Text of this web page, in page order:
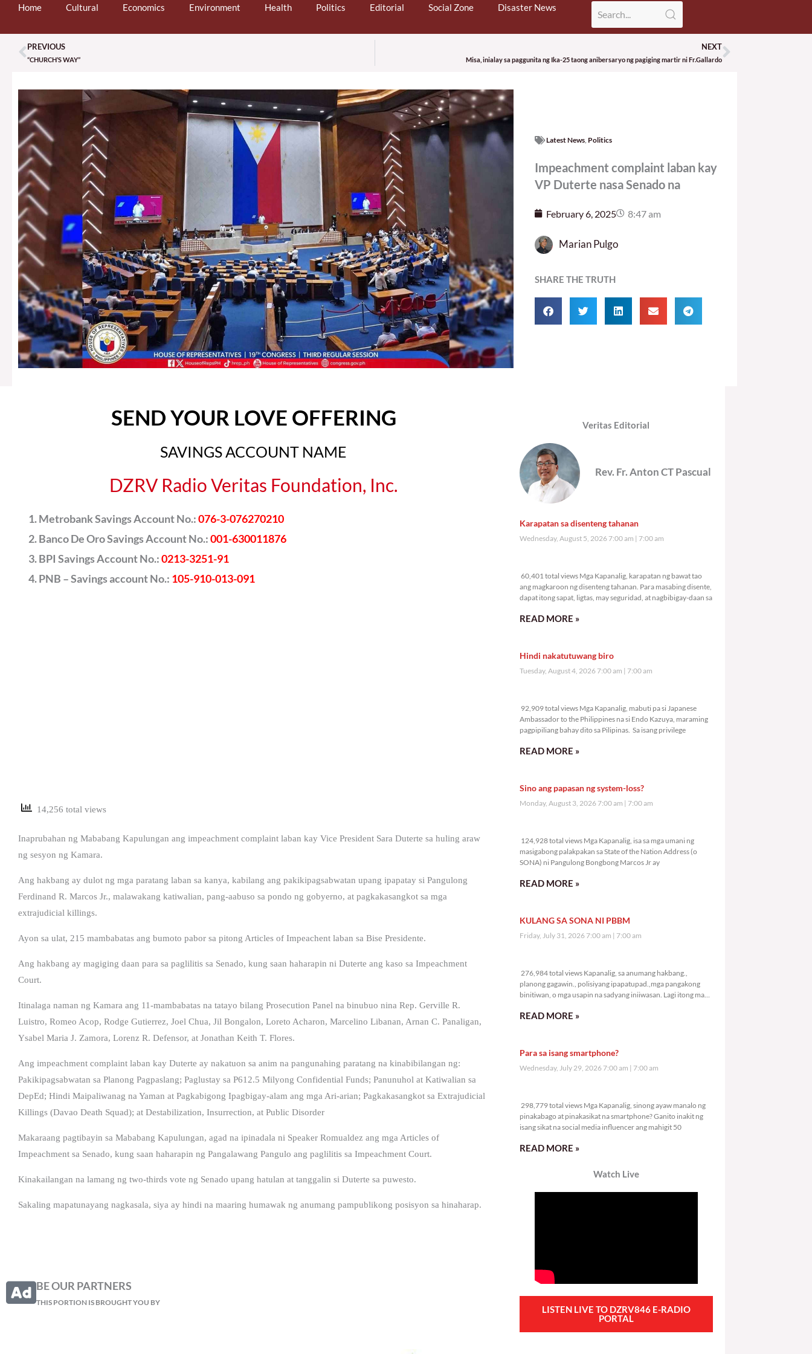
Home Cultural Economics Environment Health Politics Editorial Social Zone Disaster News
Prev
PREVIOUS
“CHURCH’S WAY”
NEXT
Misa, inialay sa paggunita ng Ika-25 taong anibersaryo ng pagiging martir ni Fr.GallardoNext
Latest News, Politics
Impeachment complaint laban kay
VP Duterte nasa Senado na
February 6, 2025 8:47 am
Marian Pulgo
SHARE THE TRUTH
SEND YOUR LOVE OFFERING
SAVINGS ACCOUNT NAME
DZRV Radio Veritas Foundation, Inc.
Metrobank Savings Account No.:076-3-076270210
Banco De Oro Savings Account No.:001-630011876
BPI Savings Account No.:0213-3251-91
PNB – Savings account No.: 105-910-013-091
14,256 total views
Inaprubahan ng Mababang Kapulungan ang impeachment complaint laban kay Vice President Sara Duterte sa huling araw
ng sesyon ng Kamara.
Ang hakbang ay dulot ng mga paratang laban sa kanya, kabilang ang pakikipagsabwatan upang ipapatay si Pangulong
Ferdinand R. Marcos Jr., malawakang katiwalian, pang-aabuso sa pondo ng gobyerno, at pagkakasangkot sa mga
extrajudicial killings.
Ayon sa ulat, 215 mambabatas ang bumoto pabor sa pitong Articles of Impeachent laban sa Bise Presidente.
Ang hakbang ay magiging daan para sa paglilitis sa Senado, kung saan haharapin ni Duterte ang kaso sa Impeachment
Court.
Itinalaga naman ng Kamara ang 11-mambabatas na tatayo bilang Prosecution Panel na binubuo nina Rep. Gerville R.
Luistro, Romeo Acop, Rodge Gutierrez, Joel Chua, Jil Bongalon, Loreto Acharon, Marcelino Libanan, Arnan C. Panaligan,
Ysabel Maria J. Zamora, Lorenz R. Defensor, at Jonathan Keith T. Flores.
Ang impeachment complaint laban kay Duterte ay nakatuon sa anim na pangunahing paratang na kinabibilangan ng:
Pakikipagsabwatan sa Planong Pagpaslang; Paglustay sa P612.5 Milyong Confidential Funds; Panunuhol at Katiwalian sa
DepEd; Hindi Maipaliwanag na Yaman at Pagkabigong Ipagbigay-alam ang mga Ari-arian; Pagkakasangkot sa Extrajudicial
Killings (Davao Death Squad); at Destabilization, Insurrection, at Public Disorder
Makaraang pagtibayin sa Mababang Kapulungan, agad na ipinadala ni Speaker Romualdez ang mga Articles of
Impeachment sa Senado, kung saan haharapin ng Pangalawang Pangulo ang paglilitis sa Impeachment Court.
Kinakailangan na lamang ng two-thirds vote ng Senado upang hatulan at tanggalin si Duterte sa puwesto.
Sakaling mapatunayang nagkasala, siya ay hindi na maaring humawak ng anumang pampublikong posisyon sa hinaharap.
BE OUR PARTNERS
THIS PORTION IS BROUGHT YOU BY
Veritas Editorial
Rev. Fr. Anton CT Pascual
Karapatan sa disenteng tahanan
Wednesday, August 5, 2026 7:00 am 7:00 am
60,401 total views Mga Kapanalig, karapatan ng bawat tao
ang magkaroon ng disenteng tahanan. Para masabing disente,
dapat itong sapat, ligtas, may seguridad, at nagbibigay-daan sa
READ MORE »
Hindi nakatutuwang biro
Tuesday, August 4, 2026 7:00 am 7:00 am
92,909 total views Mga Kapanalig, mabuti pa si Japanese
Ambassador to the Philippines na si Endo Kazuya, maraming
pagpipiliang bahay dito sa Pilipinas. Sa isang privilege
READ MORE »
Sino ang papasan ng system-loss?
Monday, August 3, 2026 7:00 am 7:00 am
124,928 total views Mga Kapanalig, isa sa mga umani ng
masigabong palakpakan sa State of the Nation Address (o
SONA) ni Pangulong Bongbong Marcos Jr ay
READ MORE »
KULANG SA SONA NI PBBM
Friday, July 31, 2026 7:00 am 7:00 am
276,984 total views Kapanalig, sa anumang hakbang.,
planong gagawin., polisiyang ipapatupad.,mga pangakong
binitiwan, o mga usapin na sadyang iniiwasan. Lagi itong may
READ MORE »
Para sa isang smartphone?
Wednesday, July 29, 2026 7:00 am 7:00 am
298,779 total views Mga Kapanalig, sinong ayaw manalo ng
pinakabago at pinakasikat na smartphone? Ganito inakit ng
isang sikat na social media influencer ang mahigit 50
READ MORE »
Watch Live
LISTEN LIVE TO DZRV846 E-RADIO
PORTAL